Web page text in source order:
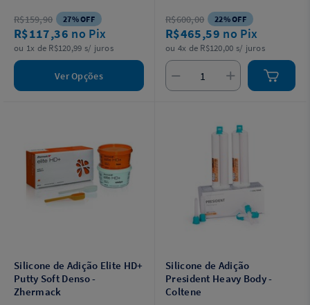
R$159,90 27% OFF
R$117,36 no Pix
ou 1x de R$120,99 s/ juros
Ver Opções
R$600,00 22% OFF
R$465,59 no Pix
ou 4x de R$120,00 s/ juros
Silicone de Adição Elite HD+
Putty Soft Denso -
Zhermack
Silicone de Adição
President Heavy Body -
Coltene